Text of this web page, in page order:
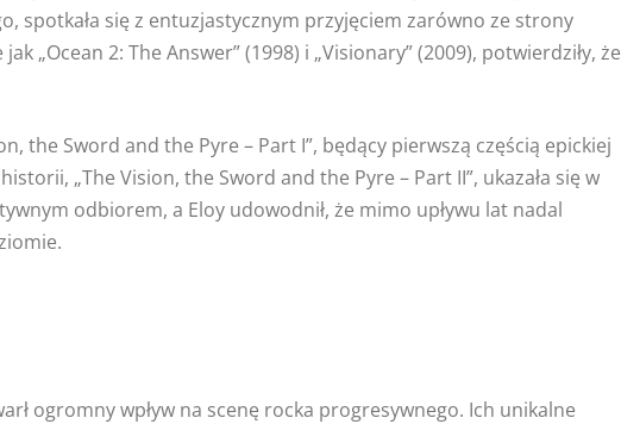
spotkała się z entuzjastycznym przyjęciem zarówno ze strony
„Ocean 2: The Answer” (1998) i „Visionary” (2009), potwierdziły, że
the Sword and the Pyre – Part I”, będący pierwszą częścią epickiej
„The Vision, the Sword and the Pyre – Part II”, ukazała się w
odbiorem, a Eloy udowodnił, że mimo upływu lat nadal
ogromny wpływ na scenę rocka progresywnego. Ich unikalne